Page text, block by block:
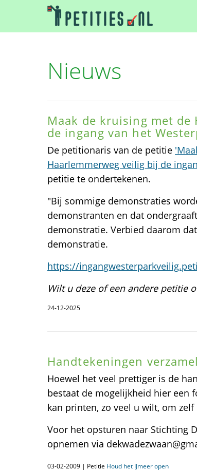
Nieuws
Maak de kruising met de
de ingang van het
De petitionaris van de petitie
Haarlemmerweg veilig bij de
petitie te ondertekenen.
"Bij sommige demonstraties
demonstranten en dat
demonstratie. Verbied daarom
demonstratie.
https://
Wilt u deze of een andere petitie
24-12-2025
Handtekeningen
Hoewel het veel prettiger is de
bestaat de mogelijkheid hier een
kan printen, zo veel u wilt, om
Voor het opsturen naar Stichting
opnemen via
03-02-2009 | Petitie Houd het IJmeer open